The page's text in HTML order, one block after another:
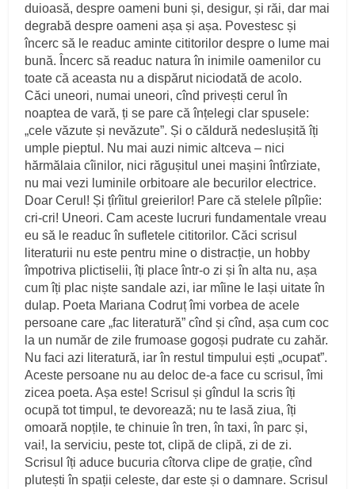
duioasă, despre oameni buni și, desigur, și răi, dar mai
degrabă despre oameni așa și așa. Povestesc și
încerc să le readuc aminte cititorilor despre o lume mai
bună. Încerc să readuc natura în inimile oamenilor cu
toate că aceasta nu a dispărut niciodată de acolo.
Căci uneori, numai uneori, cînd privești cerul în
noaptea de vară, ți se pare că înțelegi clar spusele:
„cele văzute și nevăzute”. Și o căldură nedeslușită îți
umple pieptul. Nu mai auzi nimic altceva – nici
hărmălaia cîinilor, nici răgușitul unei mașini întîrziate,
nu mai vezi luminile orbitoare ale becurilor electrice.
Doar Cerul! Și țîrîitul greierilor! Pare că stelele pîlpîie:
cri-cri! Uneori. Cam aceste lucruri fundamentale vreau
eu să le readuc în sufletele cititorilor. Căci scrisul
literaturii nu este pentru mine o distracție, un hobby
împotriva plictiselii, îți place într-o zi și în alta nu, așa
cum îți plac niște sandale azi, iar mîine le lași uitate în
dulap. Poeta Mariana Codruț îmi vorbea de acele
persoane care „fac literatură” cînd și cînd, așa cum coc
la un număr de zile frumoase gogoși pudrate cu zahăr.
Nu faci azi literatură, iar în restul timpului ești „ocupat”.
Aceste persoane nu au deloc de-a face cu scrisul, îmi
zicea poeta. Așa este! Scrisul și gîndul la scris îți
ocupă tot timpul, te devorează; nu te lasă ziua, îți
omoară nopțile, te chinuie în tren, în taxi, în parc și,
vai!, la serviciu, peste tot, clipă de clipă, zi de zi.
Scrisul îți aduce bucuria cîtorva clipe de grație, cînd
plutești în spații celeste, dar este și o damnare. Scrisul